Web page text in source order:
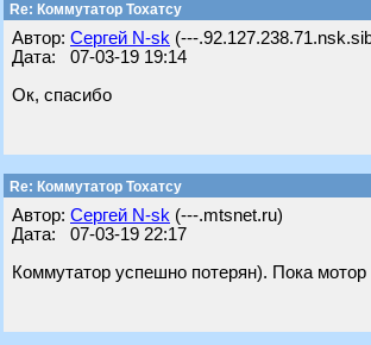
Re: Коммутатор Тохатсу
Автор: Сергей N-sk (---
Дата: 07-03-19 19:14
Ок, спасибо
Re: Коммутатор Тохатсу
Автор: Сергей N-sk (---.mtsnet.ru)
Дата: 07-03-19 22:17
Коммутатор успешно потерян). Пока